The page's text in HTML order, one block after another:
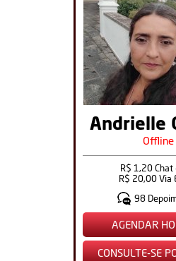
Andrielle
Offline
R$ 1,20 Chat
R$ 20,00 Via
98
AGENDAR
CONSULTE-SE